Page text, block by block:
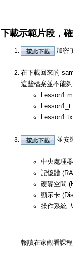
下載示範片段，
加密
在下載回來的
這些檔案並不能
並安
中央處理
記憶體
硬碟空間
顯示卡
操作系統:
報讀在家觀看課